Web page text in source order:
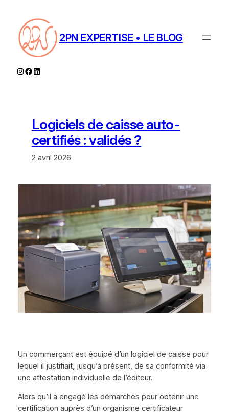
contenu
2PN EXPERTISE • LE BLOG
Instagram
Facebook
LinkedIn
Logiciels de caisse auto-
certifiés : validés ?
2 avril 2026
Un commerçant est équipé d’un logiciel de caisse pour
lequel il justifiait, jusqu’à présent, de sa conformité via
une attestation individuelle de l’éditeur.
Alors qu’il a engagé les démarches pour obtenir une
certification auprès d’un organisme certificateur